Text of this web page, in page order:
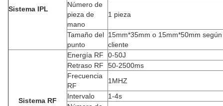
Sistema IPL
Número de
pieza de
mano
1 pieza
Tamaño del
punto
15mm*35mm o 15mm*50mm
cliente
Sistema RF
Energía RF
0-50J
Retraso RF
50-2500ms
Frecuencia
RF
1MHZ
Intervalo
1-4s